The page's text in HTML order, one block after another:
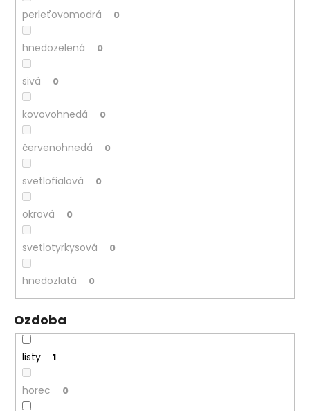
perleťovomodrá 0
hnedozelená 0
sivá 0
kovovohnedá 0
červenohnedá 0
svetlofialová 0
okrová 0
svetlotyrkysová 0
hnedozlatá 0
Ozdoba
listy 1
horec 0